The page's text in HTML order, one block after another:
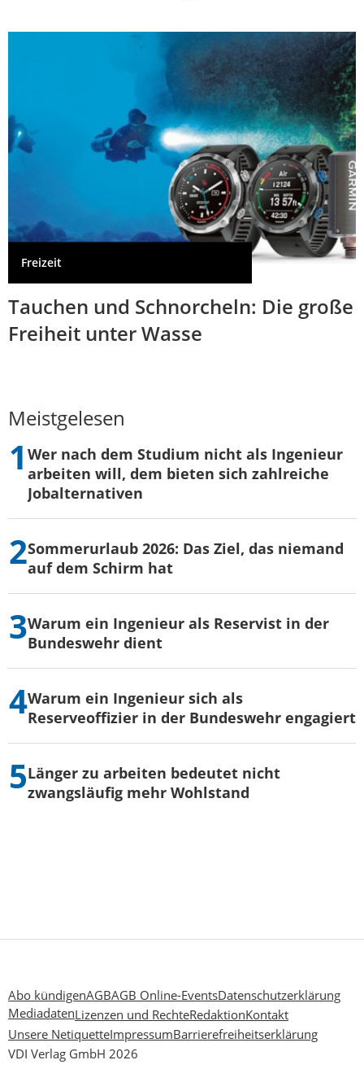
Freizeit
Tauchen und Schnorcheln: Die große
Freiheit unter Wasse
Meistgelesen
Wer nach dem Studium nicht als Ingenieur
arbeiten will, dem bieten sich zahlreiche
Jobalternativen
Sommerurlaub 2026: Das Ziel, das niemand
auf dem Schirm hat
Warum ein Ingenieur als Reservist in der
Bundeswehr dient
Warum ein Ingenieur sich als
Reserveoffizier in der Bundeswehr engagiert
Länger zu arbeiten bedeutet nicht
zwangsläufig mehr Wohlstand
Abo kündigenAGBAGB Online-EventsDatenschutzerklärung
MediadatenLizenzen und RechteRedaktionKontakt
Unsere NetiquetteImpressumBarrierefreiheitserklärung
VDI Verlag GmbH 2026